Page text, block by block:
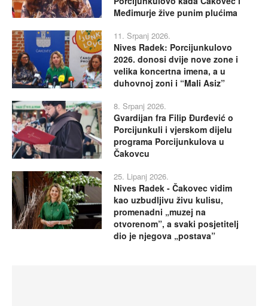
Međimurje žive punim plućima
11. Srpanj 2026.
Nives Radek: Porcijunkulovo
2026. donosi dvije nove zone i
velika koncertna imena, a u
duhovnoj zoni i “Mali Asiz”
8. Srpanj 2026.
Gvardijan fra Filip Đurđević o
Porcijunkuli i vjerskom dijelu
programa Porcijunkulova u
Čakovcu
25. Lipanj 2026.
Nives Radek - Čakovec vidim
kao uzbudljivu živu kulisu,
promenadni „muzej na
otvorenom”, a svaki posjetitelj
dio je njegova „postava”